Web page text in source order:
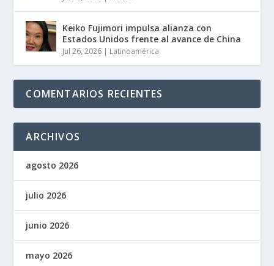
Keiko Fujimori impulsa alianza con
Estados Unidos frente al avance de China
Jul 26, 2026 | Latinoamérica
COMENTARIOS RECIENTES
ARCHIVOS
agosto 2026
julio 2026
junio 2026
mayo 2026